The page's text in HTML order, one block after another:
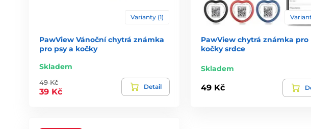
Varianty (1)
PawView Vánoční chytrá známka
pro psy a kočky
Skladem
49 Kč
39 Kč
Detail
PawView chytrá známka pro
kočky srdce
Skladem
49 Kč